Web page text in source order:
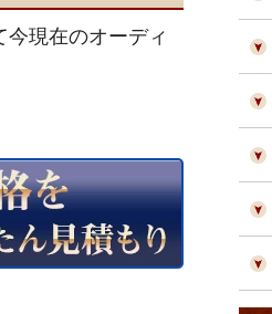
現在のオーディ